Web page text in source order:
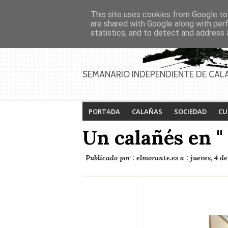
PAGINAS Inicio Contacto Anúnciate
SEMANARIO INDEPENDIENTE DE
PORTADA CALAÑAS SOCIEDAD
Un calañés en
Publicado por : elmorante.es a : jueves, 4
This site uses cookies from Google
are shared with Google along with
statistics, and to detect and address